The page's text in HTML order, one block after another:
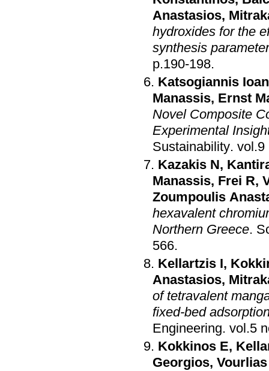
Anastasios,
hydroxides for the
synthesis
p.190-198.
Katsogiannis
Manassis, Ernst
Novel Composite
Experimental
Sustainability.
Kazakis N,
Manassis, Frei R,
Zoumpoulis
hexavalent
Northern Greece.
566.
Kellartzis I,
Anastasios,
of tetravalent
fixed-bed
Engineering.
Kokkinos E,
Georgios,